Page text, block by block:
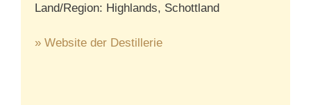
Land/Region: Highlands, Schottland
» Website der Destillerie